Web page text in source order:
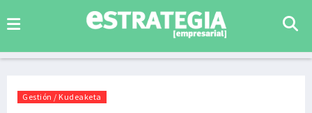
Gestión / Kudeaketa